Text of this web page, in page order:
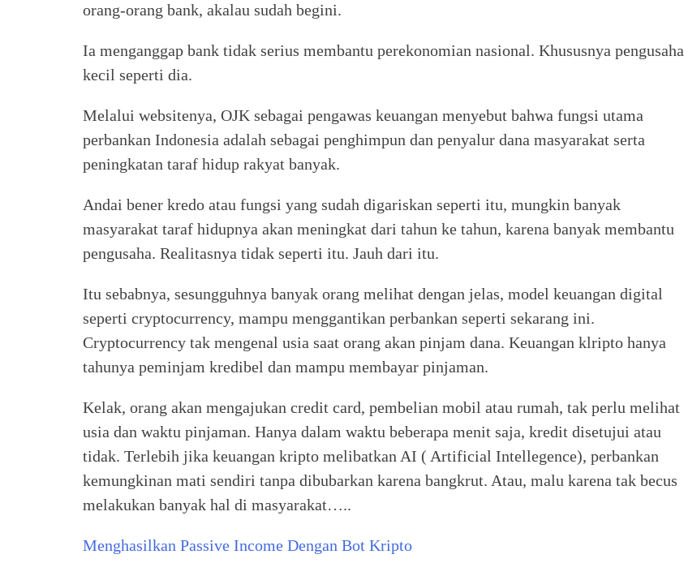
orang-orang bank, akalau sudah begini.
Ia menganggap bank tidak serius membantu perekonomian nasional. Khususnya pengusaha
kecil seperti dia.
Melalui websitenya, OJK sebagai pengawas keuangan menyebut bahwa fungsi utama
perbankan Indonesia adalah sebagai penghimpun dan penyalur dana masyarakat serta
peningkatan taraf hidup rakyat banyak.
Andai bener kredo atau fungsi yang sudah digariskan seperti itu, mungkin banyak
masyarakat taraf hidupnya akan meningkat dari tahun ke tahun, karena banyak membantu
pengusaha. Realitasnya tidak seperti itu. Jauh dari itu.
Itu sebabnya, sesungguhnya banyak orang melihat dengan jelas, model keuangan digital
seperti cryptocurrency, mampu menggantikan perbankan seperti sekarang ini.
Cryptocurrency tak mengenal usia saat orang akan pinjam dana. Keuangan klripto hanya
tahunya peminjam kredibel dan mampu membayar pinjaman.
Kelak, orang akan mengajukan credit card, pembelian mobil atau rumah, tak perlu melihat
usia dan waktu pinjaman. Hanya dalam waktu beberapa menit saja, kredit disetujui atau
tidak. Terlebih jika keuangan kripto melibatkan AI ( Artificial Intellegence), perbankan
kemungkinan mati sendiri tanpa dibubarkan karena bangkrut. Atau, malu karena tak becus
melakukan banyak hal di masyarakat…..
Menghasilkan Passive Income Dengan Bot Kripto